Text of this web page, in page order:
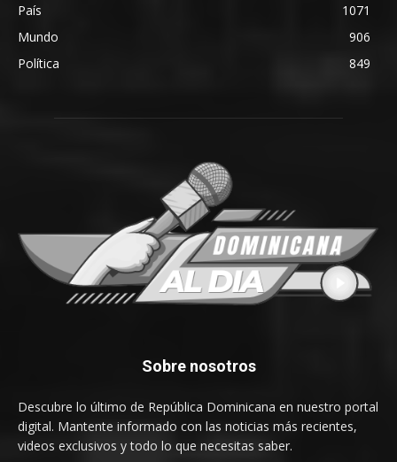
País
1071
Mundo
906
Política
849
Sobre nosotros
Descubre lo último de República Dominicana en nuestro portal
digital. Mantente informado con las noticias más recientes,
videos exclusivos y todo lo que necesitas saber.